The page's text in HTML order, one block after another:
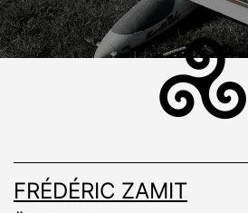
Zum
Inhalt
FRÉDÉRIC ZAMIT